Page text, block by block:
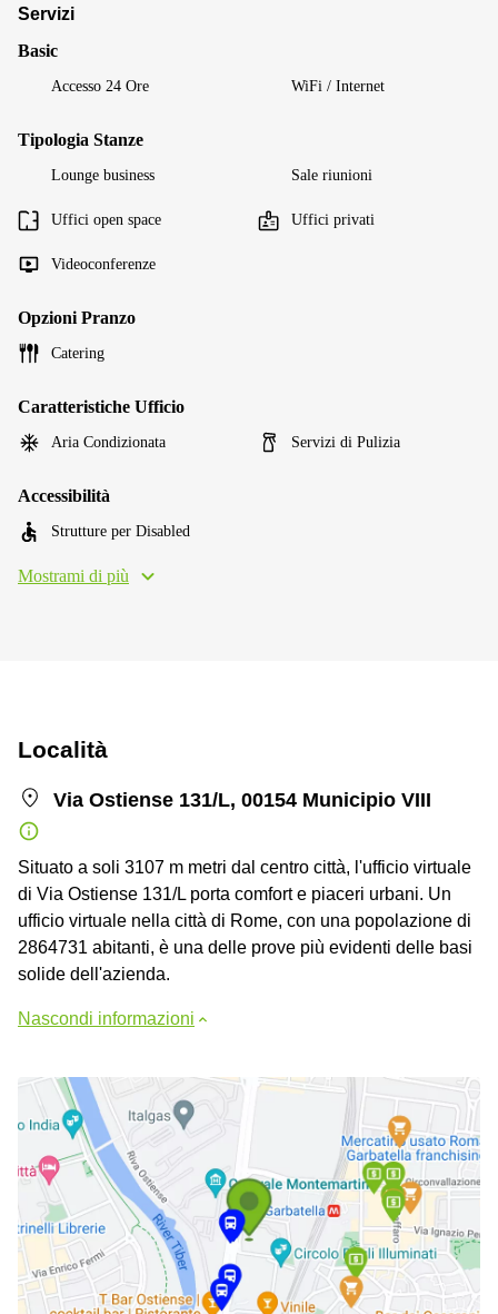
Servizi
Basic
Accesso 24 Ore WiFi / Internet
Tipologia Stanze
Lounge business Sale riunioni
Uffici open space Uffici privati
Videoconferenze
Opzioni Pranzo
Catering
Caratteristiche Ufficio
Aria Condizionata Servizi di Pulizia
Accessibilità
Strutture per Disabled
Mostrami di più
Località
Via Ostiense 131/L, 00154 Municipio VIII
Situato a soli 3107 m metri dal centro città, l'ufficio virtuale
di Via Ostiense 131/L porta comfort e piaceri urbani. Un
ufficio virtuale nella città di Rome, con una popolazione di
2864731 abitanti, è una delle prove più evidenti delle basi
solide dell'azienda.
Nascondi informazioni